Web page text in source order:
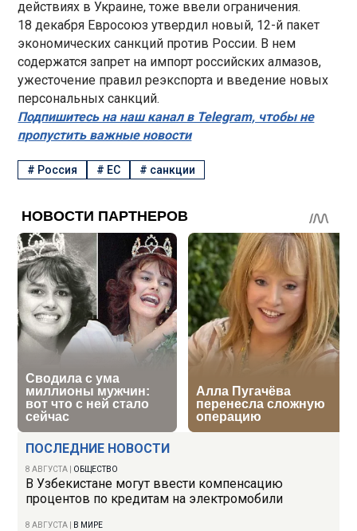
ПОСЛЕДНИЕ НОВОСТИ
8 АВГУСТА ОБЩЕСТВО
В Узбекистане могут ввести компенсацию
процентов по кредитам на электромобили
8 АВГУСТА В МИРЕ
действиях в Украине, тоже ввели ограничения.
18 декабря Евросоюз утвердил новый, 12-й пакет
экономических санкций против России. В нем
содержатся запрет на импорт российских алмазов,
ужесточение правил реэкспорта и введение новых
персональных санкций.
Подпишитесь на наш канал в Telegram, чтобы не
пропустить важные новости
# Россия # ЕС # санкции